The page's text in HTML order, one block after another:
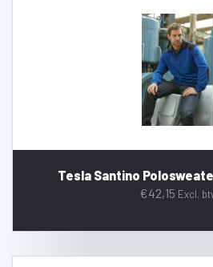
Tesla Santino
€42,15 Excl.